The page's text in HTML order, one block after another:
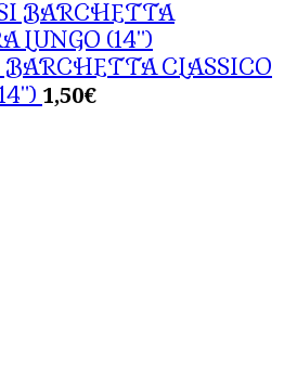
CLASSICO
1,50€